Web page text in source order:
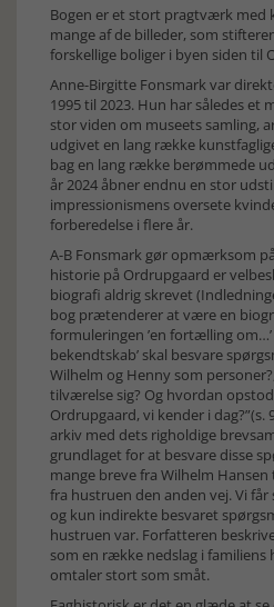
Bogen er et stort pragtværk med
mange af de billeder, som
forskellige boliger i byen siden til
Anne-Birgitte Fonsmark var
1995 til 2023. Hun har således et
stor viden om museets samling,
udgivet en lang række
bag en lang række berømmede
år 2024 åbner endnu en stor
impressionismens oversete
forberedelse i flere år.
A-B Fonsmark gør opmærksom
historie på Ordrupgaard er
biografi aldrig skrevet
bog prætenderer at være en
formuleringen ’en fortælling
bekendtskab’ skal besvare
Wilhelm og Henny som
tilværelse sig? Og hvordan
Ordrupgaard, vi kender i dag?”(s.
arkiv med dets righoldige
grundlaget for at besvare disse
mange breve fra Wilhelm
fra hustruen den anden vej. Vi
og kun indirekte besvaret
hustruen var. Forfatteren
som en række nedslag i familiens
omtaler stort som småt.